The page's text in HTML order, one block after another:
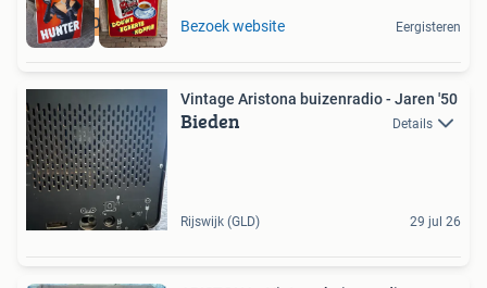
GEZOCHT Bezoek website Eergisteren
Vintage Aristona buizenradio - Jaren '50
Bieden Details
Rijswijk (GLD) 29 jul 26